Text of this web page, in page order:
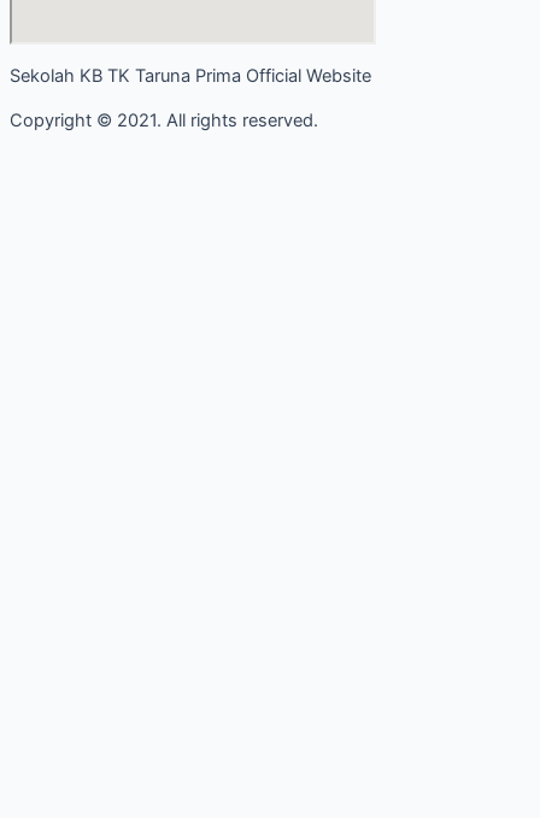
Sekolah KB TK Taruna Prima Official Website
Copyright © 2021. All rights reserved.